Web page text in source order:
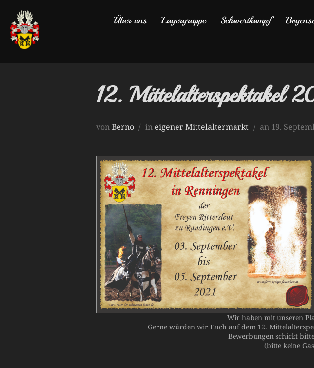
Inhalt
springen
Über uns Lagergruppe Schwertkampf
12. Mittelalterspektakel
vonBerno in eigener Mittelaltermarkt an 19.
Wir haben mit unseren
Gerne würden wir Euch auf dem 12.
Bewerbungen schickt
(bitte keine